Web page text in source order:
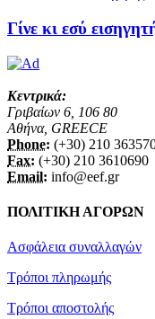
Γίνε κι εσύ
Κεντρικά:
Γριβαίων 6, 106 80
Αθήνα, GREECE
Phone: (+30) 210
Fax: (+30) 210 3610690
Email: info@eef.gr
ΠΟΛΙΤΙΚΗ ΑΓΟΡΩΝ
Ασφάλεια συναλλαγών
Τρόποι πληρωμής
Τρόποι αποστολής